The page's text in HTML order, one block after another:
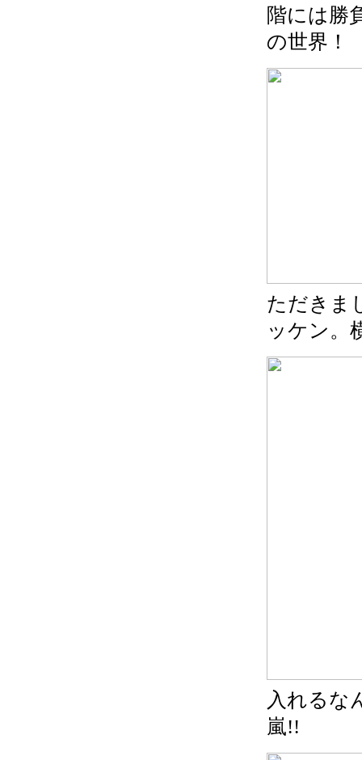
階には勝
の世界！
ただきま
ッケン。
入れるな
嵐!!